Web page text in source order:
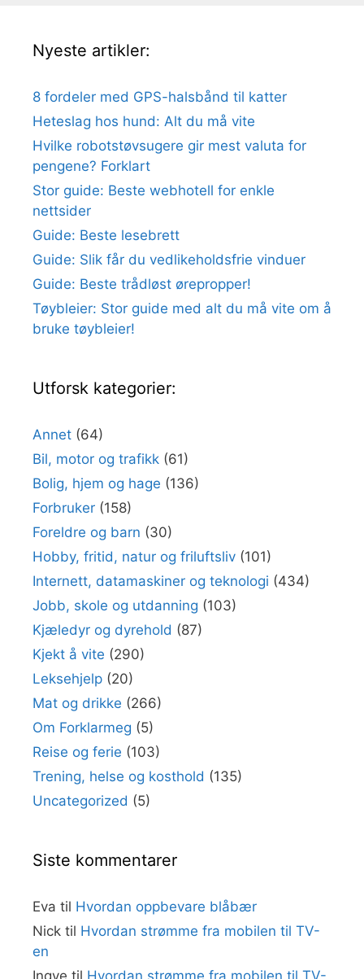
Nyeste artikler:
8 fordeler med GPS-halsbånd til katter
Heteslag hos hund: Alt du må vite
Hvilke robotstøvsugere gir mest valuta for
pengene? Forklart
Stor guide: Beste webhotell for enkle
nettsider
Guide: Beste lesebrett
Guide: Slik får du vedlikeholdsfrie vinduer
Guide: Beste trådløst ørepropper!
Tøybleier: Stor guide med alt du må vite om å
bruke tøybleier!
Utforsk kategorier:
Annet (64)
Bil, motor og trafikk (61)
Bolig, hjem og hage (136)
Forbruker (158)
Foreldre og barn (30)
Hobby, fritid, natur og friluftsliv (101)
Internett, datamaskiner og teknologi (434)
Jobb, skole og utdanning (103)
Kjæledyr og dyrehold (87)
Kjekt å vite (290)
Leksehjelp (20)
Mat og drikke (266)
Om Forklarmeg (5)
Reise og ferie (103)
Trening, helse og kosthold (135)
Uncategorized (5)
Siste kommentarer
Eva til Hvordan oppbevare blåbær
Nick til Hvordan strømme fra mobilen til TV-
en
Ingve til Hvordan strømme fra mobilen til TV-